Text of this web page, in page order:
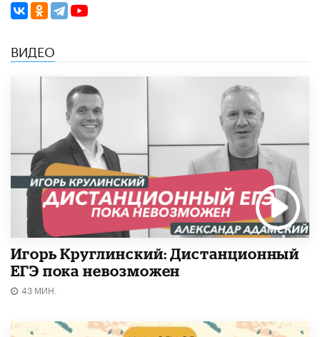
ВИДЕО
Игорь Круглинский: Дистанционный
ЕГЭ пока невозможен
43 МИН.